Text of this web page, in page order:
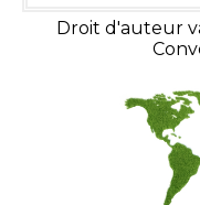
Droit d'auteur